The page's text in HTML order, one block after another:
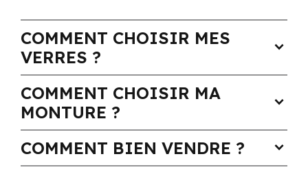
COMMENT CHOISIR MES
VERRES ?
expand_more
COMMENT CHOISIR MA
MONTURE ?
expand_more
COMMENT BIEN VENDRE ? expand_more